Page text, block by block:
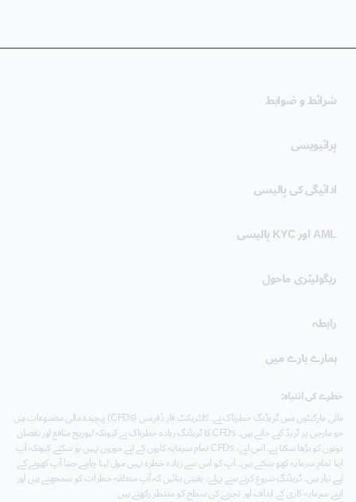
ہمارے بارے میں
رابطہ
شرائط و ضوابط
(opens in new tab)
پرائیویسی
(opens in new tab)
ادائیگی کی پالیسی
AML اور KYC پالیسی
ریگولیٹری ماحول
خطرے کی انتباہ:
مالی مارکیٹوں میں ٹریڈنگ خطرناک ہے۔ کانٹریکٹ فار ڈفرنس (CFDs) پیچیدہ مالی مصنوعات ہیں
جو مارجن پر ٹریڈ کیے جاتے ہیں۔ CFDs کا ٹریڈنگ زیادہ خطرناک ہے کیونکہ لیوریج منافع اور نقصان
دونوں کو بڑھا سکتا ہے۔ اس لیے، CFDs تمام سرمایہ کاروں کے لیے موزوں نہیں ہو سکتے کیونکہ آپ
اپنا تمام سرمایہ کھو سکتے ہیں۔ آپ کو اس سے زیادہ خطرہ نہیں مول لینا چاہیے جتنا آپ کھونے کے
لیے تیار ہیں۔ ٹریڈنگ شروع کرنے سے پہلے، یقینی بنائیں کہ آپ متعلقہ خطرات کو سمجھتے ہیں اور
اپنے سرمایہ کاری کے اہداف اور تجربے کی سطح کو مدنظر رکھتے ہیں